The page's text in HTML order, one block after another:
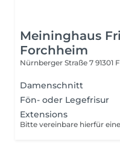
Meininghaus
Forchheim
Nürnberger Straße 7 91301
Damenschnitt
Fön- oder Legefrisur
Extensions
Bitte vereinbare hierfür